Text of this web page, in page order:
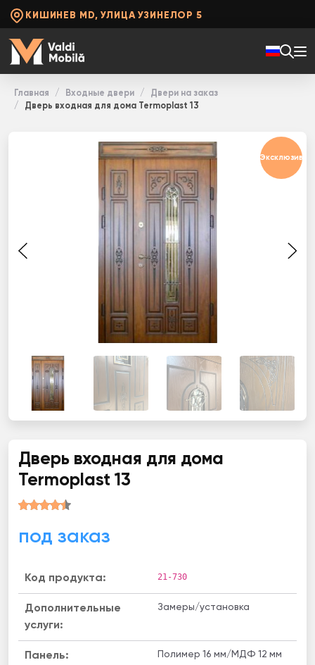
КИШИНЕВ MD, УЛИЦА УЗИНЕЛОР 5
Главная Входные двери
Двери на заказ
Дверь входная для дома Termoplast 13
Эксклюзив
Дверь входная для дома
Termoplast 13
под заказ
Код продукта: 21-730
Дополнительные
услуги:
Замеры/установка
Панель: Полимер 16 мм/МДФ 12 мм